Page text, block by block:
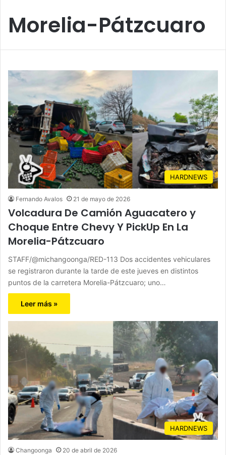
Morelia-Pátzcuaro
HARDNEWS
Fernando Avalos 21 de mayo de 2026
Volcadura De Camión Aguacatero y
Choque Entre Chevy Y PickUp En La
Morelia-Pátzcuaro
STAFF/@michangoonga/RED-113 Dos accidentes vehiculares
se registraron durante la tarde de este jueves en distintos
puntos de la carretera Morelia-Pátzcuaro; uno…
Leer más »
HARDNEWS
Changoonga 20 de abril de 2026